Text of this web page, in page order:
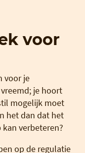
voor
voor je
je hoort
mogelijk moet
het dan dat het
kan verbeteren?
op de regulatie